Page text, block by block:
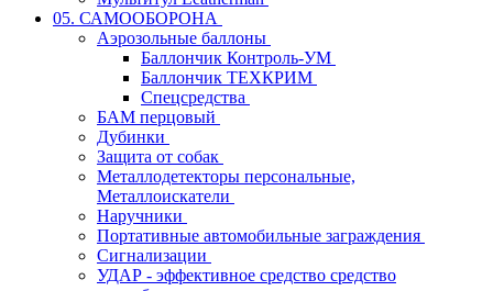
05. САМООБОРОНА
Аэрозольные баллоны
Баллончик Контроль-УМ
Баллончик ТЕХКРИМ
Спецсредства
БАМ перцовый
Дубинки
Защита от собак
Металлодетекторы персональные,
Металлоискатели
Наручники
Портативные автомобильные заграждения
Сигнализации
УДАР - эффективное средство средство